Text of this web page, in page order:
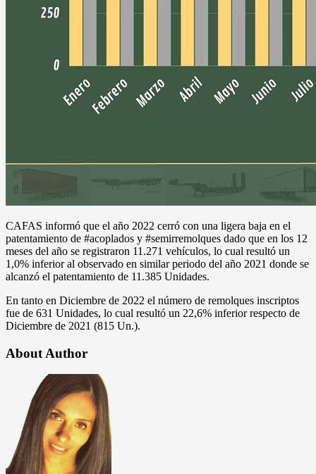
CAFAS informó que el año 2022 cerró con una ligera baja en el
patentamiento de #acoplados y #semirremolques dado que en los 12
meses del año se registraron 11.271 vehículos, lo cual resultó un
1,0% inferior al observado en similar periodo del año 2021 donde se
alcanzó el patentamiento de 11.385 Unidades.
En tanto en Diciembre de 2022 el número de remolques inscriptos
fue de 631 Unidades, lo cual resultó un 22,6% inferior respecto de
Diciembre de 2021 (815 Un.).
About Author